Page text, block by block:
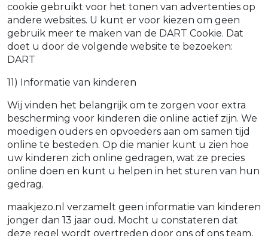
cookie gebruikt voor het tonen van advertenties op
andere websites. U kunt er voor kiezen om geen
gebruik meer te maken van de DART Cookie. Dat
doet u door de volgende website te bezoeken:
DART
11) Informatie van kinderen
Wij vinden het belangrijk om te zorgen voor extra
bescherming voor kinderen die online actief zijn. We
moedigen ouders en opvoeders aan om samen tijd
online te besteden. Op die manier kunt u zien hoe
uw kinderen zich online gedragen, wat ze precies
online doen en kunt u helpen in het sturen van hun
gedrag.
maakjezo.nl verzamelt geen informatie van kinderen
jonger dan 13 jaar oud. Mocht u constateren dat
deze regel wordt overtreden door ons of ons team,